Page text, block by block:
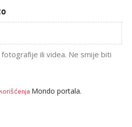
ili videa. Ne smije biti
Mondo portala.